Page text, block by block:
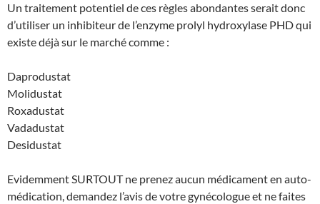
Un traitement potentiel de ces règles abondantes serait donc
d’utiliser un inhibiteur de l’enzyme prolyl hydroxylase PHD qui
existe déjà sur le marché comme :
Daprodustat
Molidustat
Roxadustat
Vadadustat
Desidustat
Evidemment SURTOUT ne prenez aucun médicament en auto-
médication, demandez l’avis de votre gynécologue et ne faites